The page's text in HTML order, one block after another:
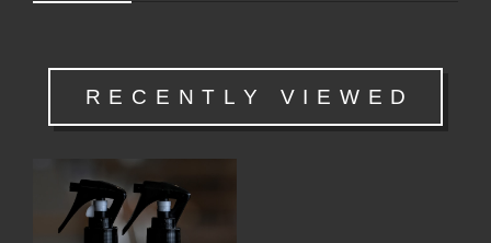
RECENTLY VIEWED